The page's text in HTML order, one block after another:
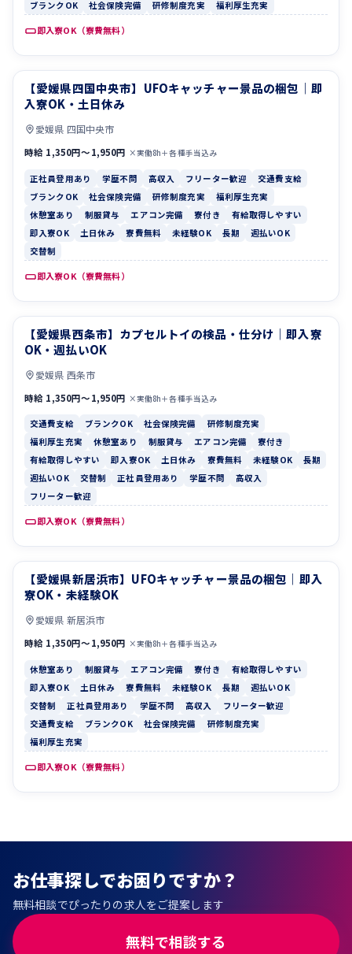
ブランクOK 社会保険完備 研修制度充実 福利厚生充実
即入寮OK（寮費無料）
正社員登用あり 学歴不問
【愛媛県四国中央市】UFOキャッチャー景品の梱包｜即
入寮OK・土日休み
愛媛県 四国中央市
時給 1,350円〜1,950円 ×実働8h＋各種手当込み
正社員登用あり 学歴不問 高収入 フリーター歓迎
交通費支給
ブランクOK
社会保険完備 研修制度充実
福利厚生充実
休憩室あり
制服貸与 エアコン完備 寮付き
有給取得しやすい
即入寮OK
土日休み 寮費無料 未経験OK 長期
週払いOK
交替制
即入寮OK（寮費無料）
交通費支給 ブランクOK
【愛媛県西条市】カプセルトイの検品・仕分け｜即入寮
OK・週払いOK
愛媛県 西条市
時給 1,350円〜1,950円 ×実働8h＋各種手当込み
交通費支給 ブランクOK 社会保険完備
研修制度充実
福利厚生充実
休憩室あり 制服貸与 エアコン完備
寮付き
有給取得しやすい
即入寮OK 土日休み 寮費無料 未経験OK
長期
週払いOK
交替制 正社員登用あり 学歴不問
高収入
フリーター歓迎
即入寮OK（寮費無料）
休憩室あり 制服貸与
【愛媛県新居浜市】UFOキャッチャー景品の梱包｜即入
寮OK・未経験OK
愛媛県 新居浜市
時給 1,350円〜1,950円 ×実働8h＋各種手当込み
休憩室あり 制服貸与 エアコン完備 寮付き
有給取得しやすい
即入寮OK
土日休み 寮費無料 未経験OK 長期
週払いOK
交替制
正社員登用あり 学歴不問 高収入
フリーター歓迎
交通費支給
ブランクOK 社会保険完備
研修制度充実
福利厚生充実
即入寮OK（寮費無料）
お仕事探しでお困りですか？
無料相談でぴったりの求人をご提案します
無料で相談する